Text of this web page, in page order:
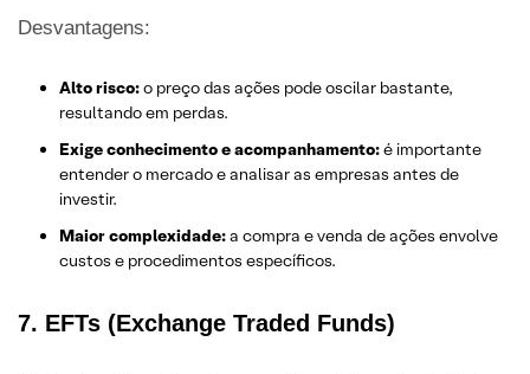
Desvantagens:
Alto risco:o preço das ações pode oscilar bastante,
resultando em perdas.
Exige conhecimento e acompanhamento:é importante
entender o mercado e analisar as empresas antes de
investir.
Maior complexidade:a compra e venda de ações envolve
custos e procedimentos específicos.
7. EFTs (Exchange Traded Funds)